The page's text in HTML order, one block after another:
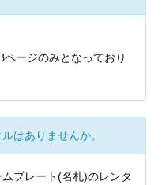
ージのみとなっており
はありませんか。
プレート(名札)のレンタ